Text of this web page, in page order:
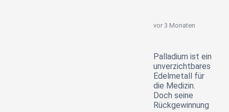
vor 3 Monaten
Palladium ist ein
unverzichtbares
Edelmetall für
die Medizin.
Doch seine
Rückgewinnung